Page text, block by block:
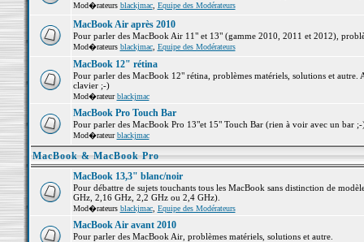
Mod�rateurs blackjmac, Equipe des Modérateurs
MacBook Air après 2010
Pour parler des MacBook Air 11" et 13" (gamme 2010, 2011 et 2012),
Mod�rateurs blackjmac, Equipe des Modérateurs
MacBook 12" rétina
Pour parler des MacBook 12" rétina, problèmes matériels, solutions et
clavier ;-)
Mod�rateurblackjmac
MacBook Pro Touch Bar
Pour parler des MacBook Pro 13"et 15" Touch Bar (rien à voir avec un bar
Mod�rateurblackjmac
MacBook & MacBook Pro
MacBook 13,3" blanc/noir
Pour débattre de sujets touchants tous les MacBook sans distinction de
GHz, 2,16 GHz, 2,2 GHz ou 2,4 GHz).
Mod�rateurs blackjmac, Equipe des Modérateurs
MacBook Air avant 2010
Pour parler des MacBook Air, problèmes matériels, solutions et autre.